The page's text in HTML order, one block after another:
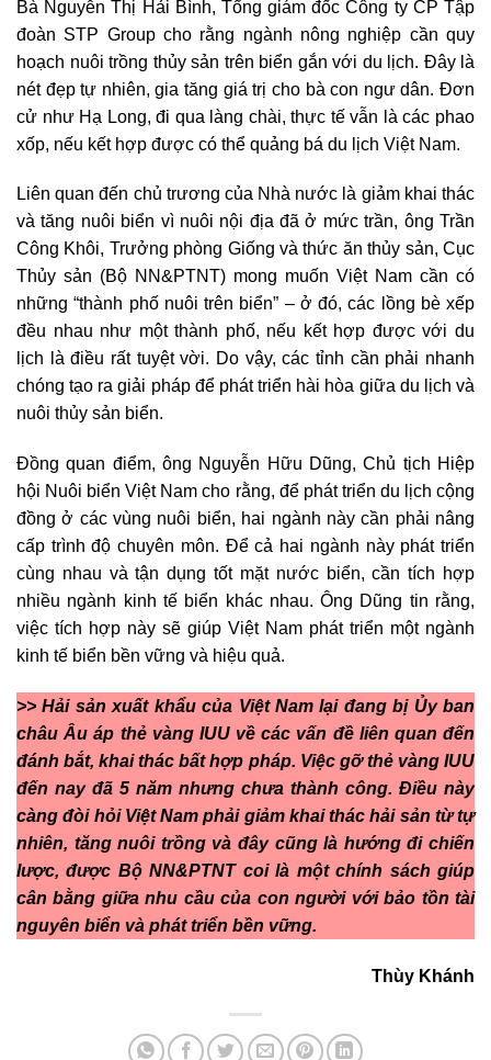
Bà Nguyễn Thị Hải Bình, Tổng giám đốc Công ty CP Tập
đoàn STP Group cho rằng ngành nông nghiệp cần quy
hoạch nuôi trồng thủy sản trên biển gắn với du lịch. Đây là
nét đẹp tự nhiên, gia tăng giá trị cho bà con ngư dân. Đơn
cử như Hạ Long, đi qua làng chài, thực tế vẫn là các phao
xốp, nếu kết hợp được có thể quảng bá du lịch Việt Nam.
Liên quan đến chủ trương của Nhà nước là giảm khai thác
và tăng nuôi biển vì nuôi nội địa đã ở mức trần, ông Trần
Công Khôi, Trưởng phòng Giống và thức ăn thủy sản, Cục
Thủy sản (Bộ NN&PTNT) mong muốn Việt Nam cần có
những “thành phố nuôi trên biển” – ở đó, các lồng bè xếp
đều nhau như một thành phố, nếu kết hợp được với du
lịch là điều rất tuyệt vời. Do vậy, các tỉnh cần phải nhanh
chóng tạo ra giải pháp để phát triển hài hòa giữa du lịch và
nuôi thủy sản biển.
Đồng quan điểm, ông Nguyễn Hữu Dũng, Chủ tịch Hiệp
hội Nuôi biển Việt Nam cho rằng, để phát triển du lịch cộng
đồng ở các vùng nuôi biển, hai ngành này cần phải nâng
cấp trình độ chuyên môn. Để cả hai ngành này phát triển
cùng nhau và tận dụng tốt mặt nước biển, cần tích hợp
nhiều ngành kinh tế biển khác nhau. Ông Dũng tin rằng,
việc tích hợp này sẽ giúp Việt Nam phát triển một ngành
kinh tế biển bền vững và hiệu quả.
>> Hải sản xuất khẩu của Việt Nam lại đang bị Ủy ban
châu Âu áp thẻ vàng IUU về các vấn đề liên quan đến
đánh bắt, khai thác bất hợp pháp. Việc gỡ thẻ vàng IUU
đến nay đã 5 năm nhưng chưa thành công. Điều này
càng đòi hỏi Việt Nam phải giảm khai thác hải sản từ tự
nhiên, tăng nuôi trồng và đây cũng là hướng đi chiến
lược, được Bộ NN&PTNT coi là một chính sách giúp
cân bằng giữa nhu cầu của con người với bảo tồn tài
nguyên biển và phát triển bền vững.
Thùy Khánh